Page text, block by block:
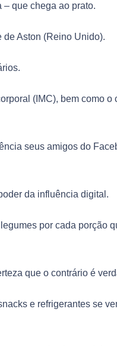
que chega ao prato.
de Aston (Reino Unido).
(IMC), bem como
seus amigos do
da influência digital.
por cada porção
que o contrário é
e refrigerantes se